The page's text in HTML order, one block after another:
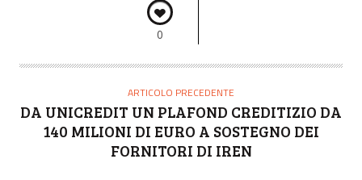
0
ARTICOLO PRECEDENTE
DA UNICREDIT UN PLAFOND CREDITIZIO DA
140 MILIONI DI EURO A SOSTEGNO DEI
FORNITORI DI IREN